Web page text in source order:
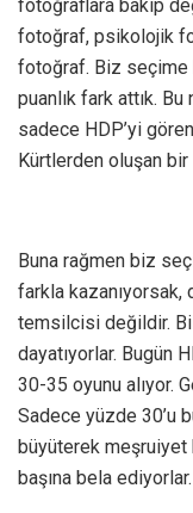
fotoğraflara bakıp
fotoğraf, psikolojik
fotoğraf. Biz seçime
puanlık fark attık.
sadece HDP’yi
Kürtlerden oluşan
Buna rağmen biz
farkla
temsilcisi değildir.
dayatıyorlar. Bugün
30-35 oyunu alıyor.
Sadece yüzde 30’u
büyüterek meşruiyet
başına bela ediyorlar.